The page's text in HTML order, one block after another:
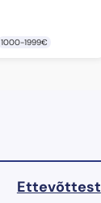
1000-1999€
Ettevõttest